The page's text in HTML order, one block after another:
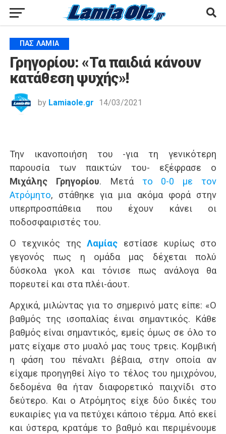
ΠΑΣ ΛΑΜΊΑ
Γρηγορίου: «Τα παιδιά κάνουν
κατάθεση ψυχής»!
by Lamiaole.gr 14/03/2021
Την ικανοποιήση του -για τη γενικότερη
παρουσία των παικτών του- εξέφρασε ο
Μιχάλης Γρηγορίου. Μετά το 0-0 με τον
Ατρόμητο, στάθηκε για μια ακόμα φορά στην
υπερπροσπάθεια που έχουν κάνει οι
ποδοσφαιριστές του.
Ο τεχνικός τηςΛαμίας εστίασε κυρίως στο
γεγονός πως η ομάδα μας δέχεται πολύ
δύσκολα γκολ και τόνισε πως ανάλογα θα
πορευτεί και στα πλέι-άουτ.
Αρχικά, μιλώντας για το σημερινό ματς είπε: «Ο
βαθμός της ισοπαλίας έιναι σημαντικός. Κάθε
βαθμός είναι σημαντικός, εμείς όμως σε όλο το
ματς είχαμε στο μυαλό μας τους τρεις. Κομβική
η φάση του πέναλτι βέβαια, στην οποία αν
είχαμε προηγηθεί λίγο το τέλος του ημιχρόνου,
δεδομένα θα ήταν διαφορετικό παιχνίδι στο
δεύτερο. Και ο Ατρόμητος είχε δύο δικές του
ευκαιρίες για να πετύχει κάποιο τέρμα. Από εκεί
και ύστερα, κρατάμε το βαθμό και περιμένουμε